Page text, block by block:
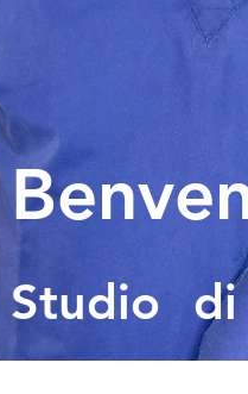
Studio